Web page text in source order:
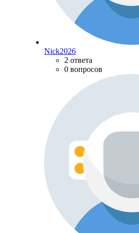
Nick2026
2 ответа
0 вопросов